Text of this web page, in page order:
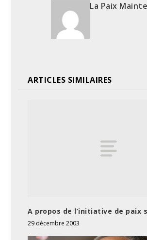
La Paix
ARTICLES SIMILAIRES
A propos de l’initiative de paix
29 décembre 2003